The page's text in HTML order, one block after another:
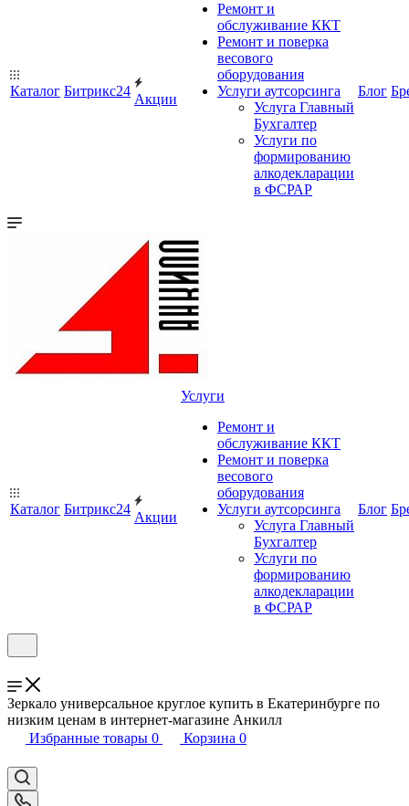
Каталог Битрикс24
Акции
Ремонт и
обслуживание ККТ
Ремонт и поверка
весового
оборудования
Услуги аутсорсинга
Услуга Главный
Бухгалтер
Услуги по
формированию
алкодекларации
в ФСРАР
Блог
Каталог Битрикс24
Акции
Услуги
Ремонт и
обслуживание ККТ
Ремонт и поверка
весового
оборудования
Услуги аутсорсинга
Услуга Главный
Бухгалтер
Услуги по
формированию
алкодекларации
в ФСРАР
Блог
Зеркало универсальное круглое купить в Екатеринбурге по
низким ценам в интернет-магазине Анкилл
Избранные товары 0 Корзина 0